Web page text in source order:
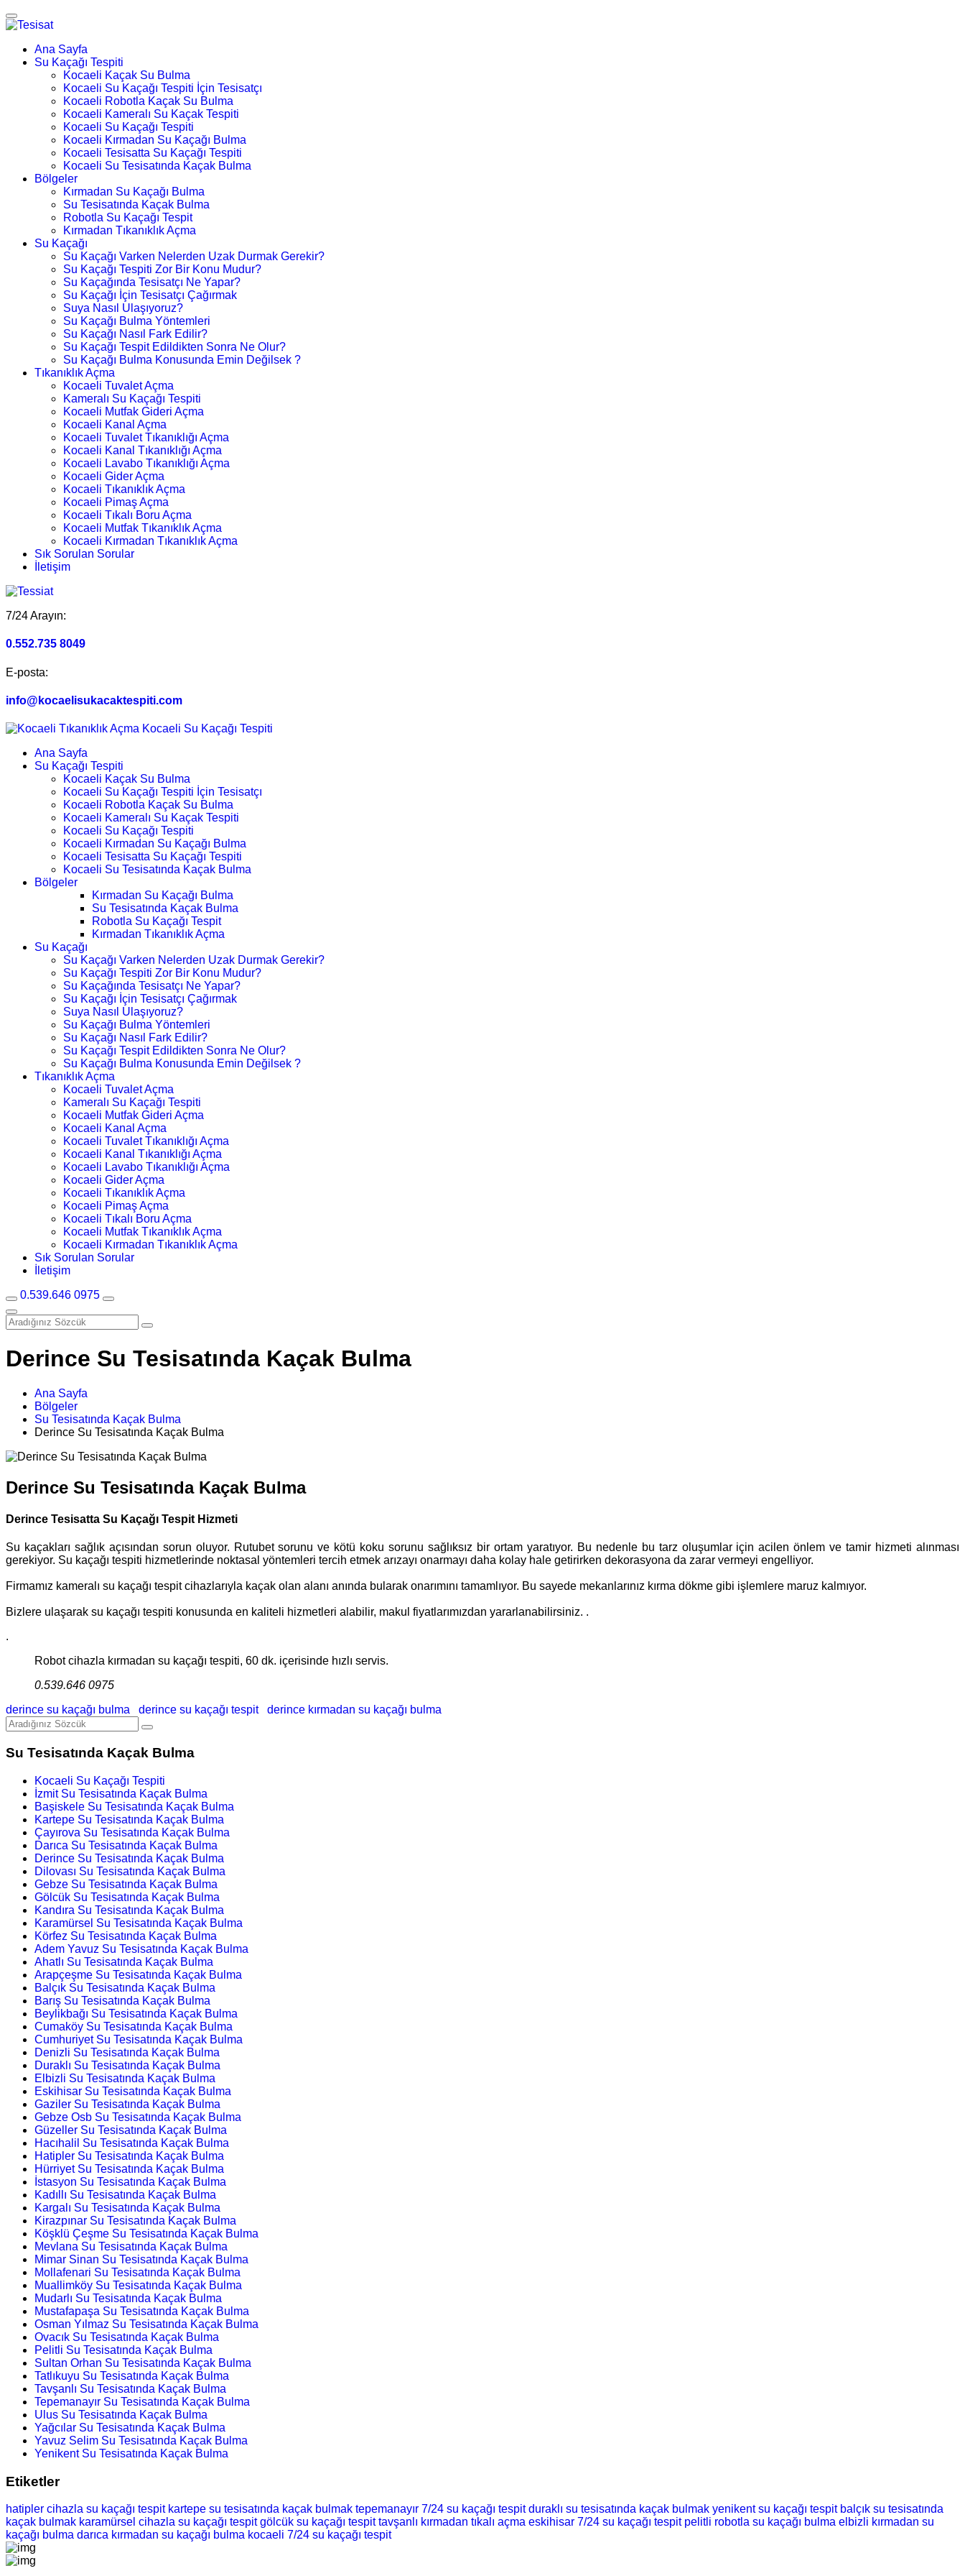
Ana Sayfa
Su Kaçağı Tespiti
Kocaeli Kaçak Su Bulma
Kocaeli Su Kaçağı Tespiti İçin Tesisatçı
Kocaeli Robotla Kaçak Su Bulma
Kocaeli Kameralı Su Kaçak Tespiti
Kocaeli Su Kaçağı Tespiti
Kocaeli Kırmadan Su Kaçağı Bulma
Kocaeli Tesisatta Su Kaçağı Tespiti
Kocaeli Su Tesisatında Kaçak Bulma
Bölgeler
Kırmadan Su Kaçağı Bulma
Su Tesisatında Kaçak Bulma
Robotla Su Kaçağı Tespit
Kırmadan Tıkanıklık Açma
Su Kaçağı
Su Kaçağı Varken Nelerden Uzak Durmak Gerekir?
Su Kaçağı Tespiti Zor Bir Konu Mudur?
Su Kaçağında Tesisatçı Ne Yapar?
Su Kaçağı İçin Tesisatçı Çağırmak
Suya Nasıl Ulaşıyoruz?
Su Kaçağı Bulma Yöntemleri
Su Kaçağı Nasıl Fark Edilir?
Su Kaçağı Tespit Edildikten Sonra Ne Olur?
Su Kaçağı Bulma Konusunda Emin Değilsek ?
Tıkanıklık Açma
Kocaeli Tuvalet Açma
Kameralı Su Kaçağı Tespiti
Kocaeli Mutfak Gideri Açma
Kocaeli Kanal Açma
Kocaeli Tuvalet Tıkanıklığı Açma
Kocaeli Kanal Tıkanıklığı Açma
Kocaeli Lavabo Tıkanıklığı Açma
Kocaeli Gider Açma
Kocaeli Tıkanıklık Açma
Kocaeli Pimaş Açma
Kocaeli Tıkalı Boru Açma
Kocaeli Mutfak Tıkanıklık Açma
Kocaeli Kırmadan Tıkanıklık Açma
Sık Sorulan Sorular
İletişim
7/24 Arayın:
0.552.735 8049
E-posta:
info@kocaelisukacaktespiti.com
Ana Sayfa
Su Kaçağı Tespiti
Kocaeli Kaçak Su Bulma
Kocaeli Su Kaçağı Tespiti İçin Tesisatçı
Kocaeli Robotla Kaçak Su Bulma
Kocaeli Kameralı Su Kaçak Tespiti
Kocaeli Su Kaçağı Tespiti
Kocaeli Kırmadan Su Kaçağı Bulma
Kocaeli Tesisatta Su Kaçağı Tespiti
Kocaeli Su Tesisatında Kaçak Bulma
Bölgeler
Kırmadan Su Kaçağı Bulma
Su Tesisatında Kaçak Bulma
Robotla Su Kaçağı Tespit
Kırmadan Tıkanıklık Açma
Su Kaçağı
Su Kaçağı Varken Nelerden Uzak Durmak Gerekir?
Su Kaçağı Tespiti Zor Bir Konu Mudur?
Su Kaçağında Tesisatçı Ne Yapar?
Su Kaçağı İçin Tesisatçı Çağırmak
Suya Nasıl Ulaşıyoruz?
Su Kaçağı Bulma Yöntemleri
Su Kaçağı Nasıl Fark Edilir?
Su Kaçağı Tespit Edildikten Sonra Ne Olur?
Su Kaçağı Bulma Konusunda Emin Değilsek ?
Tıkanıklık Açma
Kocaeli Tuvalet Açma
Kameralı Su Kaçağı Tespiti
Kocaeli Mutfak Gideri Açma
Kocaeli Kanal Açma
Kocaeli Tuvalet Tıkanıklığı Açma
Kocaeli Kanal Tıkanıklığı Açma
Kocaeli Lavabo Tıkanıklığı Açma
Kocaeli Gider Açma
Kocaeli Tıkanıklık Açma
Kocaeli Pimaş Açma
Kocaeli Tıkalı Boru Açma
Kocaeli Mutfak Tıkanıklık Açma
Kocaeli Kırmadan Tıkanıklık Açma
Sık Sorulan Sorular
İletişim
0.539.646 0975
Derince Su Tesisatında Kaçak Bulma
Ana Sayfa
Bölgeler
Su Tesisatında Kaçak Bulma
Derince Su Tesisatında Kaçak Bulma
Derince Su Tesisatında Kaçak Bulma
Derince Tesisatta Su Kaçağı Tespit Hizmeti
Su kaçakları sağlık açısından sorun oluyor. Rutubet sorunu ve kötü koku sorunu sağlıksız bir ortam yaratıyor. Bu nedenle bu tarz oluşumlar için acilen önlem ve tamir hizmeti alınması
gerekiyor. Su kaçağı tespiti hizmetlerinde noktasal yöntemleri tercih etmek arızayı onarmayı daha kolay hale getirirken dekorasyona da zarar vermeyi engelliyor.
Firmamız kameralı su kaçağı tespit cihazlarıyla kaçak olan alanı anında bularak onarımını tamamlıyor. Bu sayede mekanlarınız kırma dökme gibi işlemlere maruz kalmıyor.
Bizlere ulaşarak su kaçağı tespiti konusunda en kaliteli hizmetleri alabilir, makul fiyatlarımızdan yararlanabilirsiniz. .
.
Robot cihazla kırmadan su kaçağı tespiti, 60 dk. içerisinde hızlı servis.
0.539.646 0975
derince su kaçağı bulma
derince su kaçağı tespit derince kırmadan su kaçağı bulma
Su Tesisatında Kaçak Bulma
Kocaeli Su Kaçağı Tespiti
İzmit Su Tesisatında Kaçak Bulma
Başiskele Su Tesisatında Kaçak Bulma
Kartepe Su Tesisatında Kaçak Bulma
Çayırova Su Tesisatında Kaçak Bulma
Darıca Su Tesisatında Kaçak Bulma
Derince Su Tesisatında Kaçak Bulma
Dilovası Su Tesisatında Kaçak Bulma
Gebze Su Tesisatında Kaçak Bulma
Gölcük Su Tesisatında Kaçak Bulma
Kandıra Su Tesisatında Kaçak Bulma
Karamürsel Su Tesisatında Kaçak Bulma
Körfez Su Tesisatında Kaçak Bulma
Adem Yavuz Su Tesisatında Kaçak Bulma
Ahatlı Su Tesisatında Kaçak Bulma
Arapçeşme Su Tesisatında Kaçak Bulma
Balçık Su Tesisatında Kaçak Bulma
Barış Su Tesisatında Kaçak Bulma
Beylikbağı Su Tesisatında Kaçak Bulma
Cumaköy Su Tesisatında Kaçak Bulma
Cumhuriyet Su Tesisatında Kaçak Bulma
Denizli Su Tesisatında Kaçak Bulma
Duraklı Su Tesisatında Kaçak Bulma
Elbizli Su Tesisatında Kaçak Bulma
Eskihisar Su Tesisatında Kaçak Bulma
Gaziler Su Tesisatında Kaçak Bulma
Gebze Osb Su Tesisatında Kaçak Bulma
Güzeller Su Tesisatında Kaçak Bulma
Hacıhalil Su Tesisatında Kaçak Bulma
Hatipler Su Tesisatında Kaçak Bulma
Hürriyet Su Tesisatında Kaçak Bulma
İstasyon Su Tesisatında Kaçak Bulma
Kadıllı Su Tesisatında Kaçak Bulma
Kargalı Su Tesisatında Kaçak Bulma
Kirazpınar Su Tesisatında Kaçak Bulma
Köşklü Çeşme Su Tesisatında Kaçak Bulma
Mevlana Su Tesisatında Kaçak Bulma
Mimar Sinan Su Tesisatında Kaçak Bulma
Mollafenari Su Tesisatında Kaçak Bulma
Muallimköy Su Tesisatında Kaçak Bulma
Mudarlı Su Tesisatında Kaçak Bulma
Mustafapaşa Su Tesisatında Kaçak Bulma
Osman Yılmaz Su Tesisatında Kaçak Bulma
Ovacık Su Tesisatında Kaçak Bulma
Pelitli Su Tesisatında Kaçak Bulma
Sultan Orhan Su Tesisatında Kaçak Bulma
Tatlıkuyu Su Tesisatında Kaçak Bulma
Tavşanlı Su Tesisatında Kaçak Bulma
Tepemanayır Su Tesisatında Kaçak Bulma
Ulus Su Tesisatında Kaçak Bulma
Yağcılar Su Tesisatında Kaçak Bulma
Yavuz Selim Su Tesisatında Kaçak Bulma
Yenikent Su Tesisatında Kaçak Bulma
Etiketler
hatipler cihazla su kaçağı tespit kartepe su tesisatında kaçak bulmak tepemanayır 7/24 su kaçağı tespit duraklı su tesisatında kaçak bulmak yenikent su kaçağı tespit balçık su tesisatında
kaçak bulmak karamürsel cihazla su kaçağı tespit gölcük su kaçağı tespit tavşanlı kırmadan tıkalı açma eskihisar 7/24 su kaçağı tespit pelitli robotla su kaçağı bulma elbizli kırmadan su
kaçağı bulma darıca kırmadan su kaçağı bulma kocaeli 7/24 su kaçağı tespit